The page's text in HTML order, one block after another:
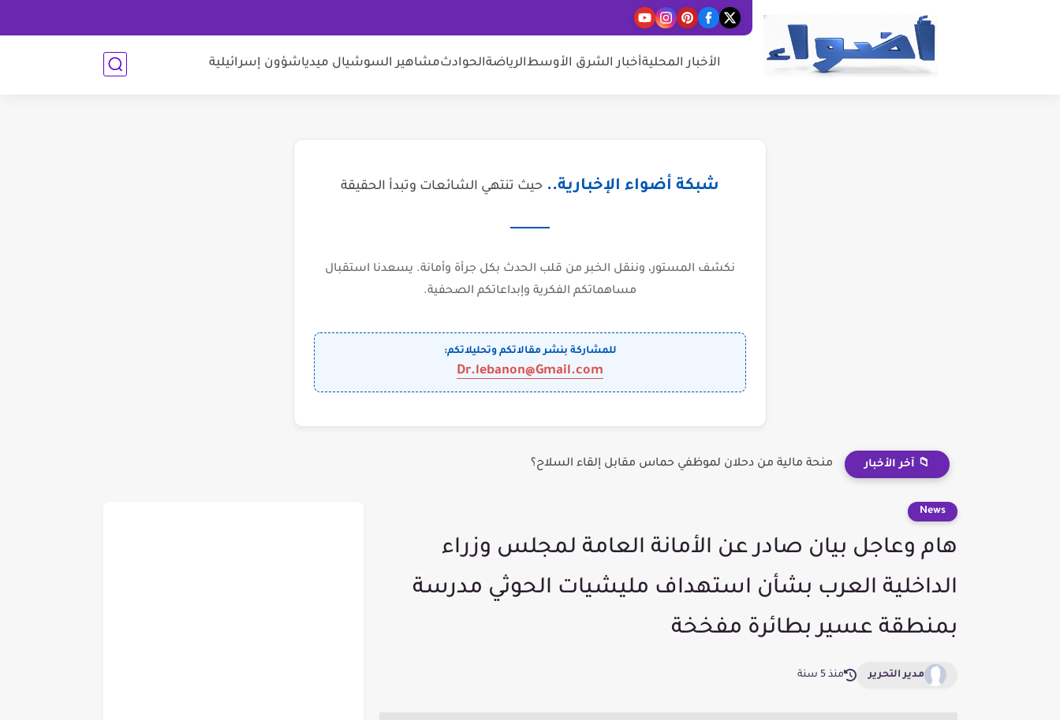
الأخبار المحليةأخبار الشرق الأوسطالرياضةالحوادثمشاهير السوشيال ميدياشؤون إسرائيلية
شبكة أضواء الإخبارية.. حيث تنتهي الشائعات وتبدأ الحقيقة
نكشف المستور، وننقل الخبر من قلب الحدث بكل جرأة وأمانة. يسعدنا استقبال
مساهماتكم الفكرية وإبداعاتكم الصحفية.
للمشاركة بنشر مقالاتكم وتحليلاتكم:
Dr.lebanon@Gmail.com
📁 آخر الأخبار منحة مالية من دحلان لموظفي حماس مقابل إلقاء السلاح؟
News
هام وعاجل بيان صادر عن الأمانة العامة لمجلس وزراء
الداخلية العرب بشأن استهداف مليشيات الحوثي مدرسة
بمنطقة عسير بطائرة مفخخة
مدير التحرير منذ 5 سنة